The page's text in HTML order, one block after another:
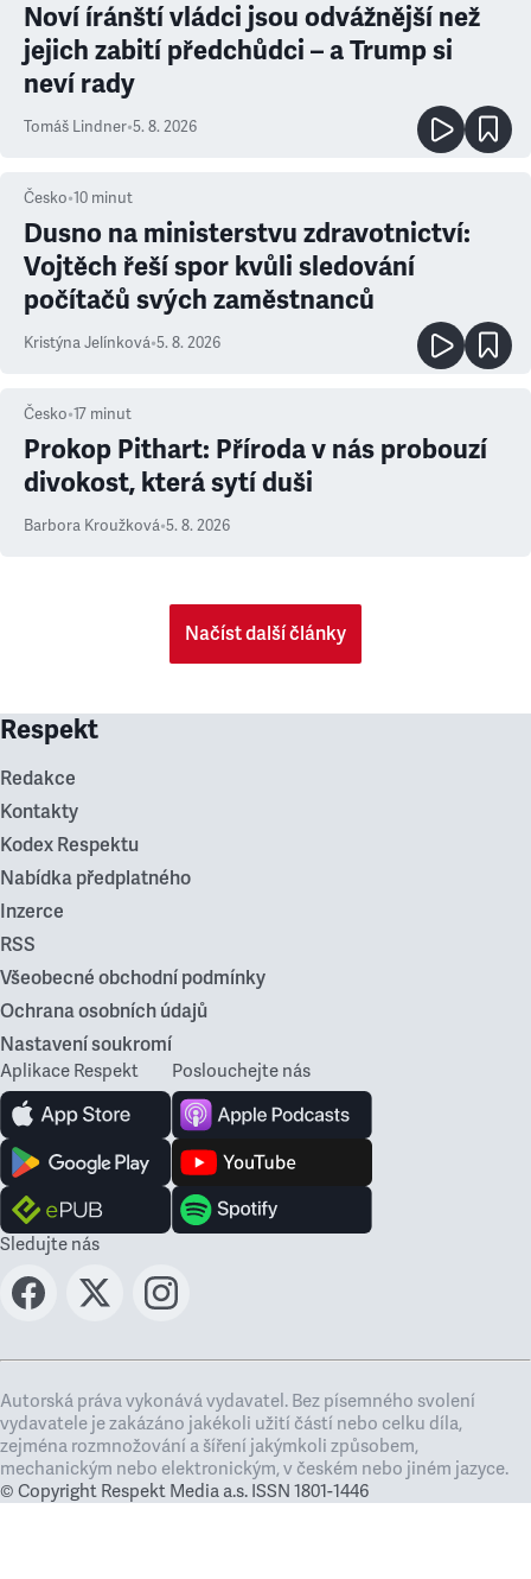
Noví íránští vládci jsou odvážnější než
jejich zabití předchůdci – a Trump si
neví rady
Tomáš Lindner•5. 8. 2026
Česko•10 minut
Dusno na ministerstvu zdravotnictví:
Vojtěch řeší spor kvůli sledování
počítačů svých zaměstnanců
Kristýna Jelínková•5. 8. 2026
Česko•17 minut
Prokop Pithart: Příroda v nás probouzí
divokost, která sytí duši
Barbora Kroužková•5. 8. 2026
Načíst další články
Respekt
Redakce
Kontakty
Kodex Respektu
Nabídka předplatného
Inzerce
RSS
Všeobecné obchodní podmínky
Ochrana osobních údajů
Nastavení soukromí
Aplikace Respekt Poslouchejte nás
Sledujte nás
Autorská práva vykonává vydavatel. Bez písemného svolení
vydavatele je zakázáno jakékoli užití částí nebo celku díla,
zejména rozmnožování a šíření jakýmkoli způsobem,
mechanickým nebo elektronickým, v českém nebo jiném jazyce.
© Copyright Respekt Media a.s. ISSN 1801-1446